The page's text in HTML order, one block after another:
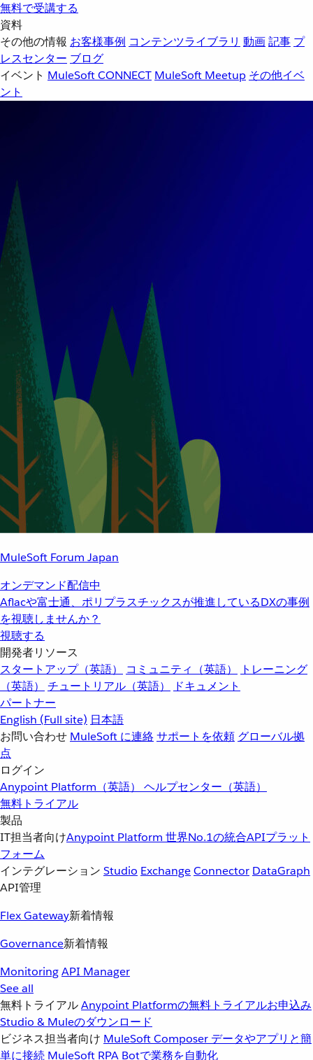
無料で受講する
資料
その他の情報 お客様事例 コンテンツライブラリ 動画記事 プ
レスセンター ブログ
イベント MuleSoft CONNECT MuleSoft Meetup その他イベ
ント
MuleSoft Forum Japan
オンデマンド配信中
Aflacや富士通、ポリプラスチックスが推進しているDXの事例
を視聴しませんか？
視聴する
開発者リソース
スタートアップ（英語）
コミュニティ（英語）
トレーニング
（英語）
チュートリアル（英語）
ドキュメント
パートナー
English (Full site) 日本語
お問い合わせ MuleSoft に連絡サポートを依頼 グローバル拠
点
ログイン
Anypoint Platform（英語） ヘルプセンター（英語）
無料トライアル
製品
IT担当者向けAnypoint Platform 世界No.1の統合APIプラット
フォーム
インテグレーション Studio ExchangeConnector DataGraph
API管理
Flex Gateway新着情報
Governance新着情報
MonitoringAPI Manager
See all
無料トライアルAnypoint Platformの無料トライアルお申込み
Studio & Muleのダウンロード
ビジネス担当者向け MuleSoft Composer データやアプリと簡
単に接続 MuleSoft RPA Botで業務を自動化